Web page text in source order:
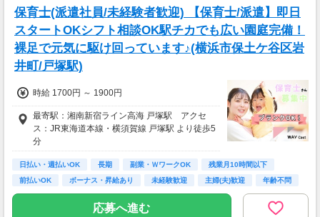
保育士(派遣社員/未経験者歓迎) 【保育士/派遣】即日
スタートOKシフト相談OK駅チカでも広い園庭完備！
裸足で元気に駆け回っています♪(横浜市保土ケ谷区岩
井町/戸塚駅)
時給 1700円 ～ 1900円
最寄駅：湘南新宿ライン高海 戸塚駅 アクセ
ス：JR東海道本線・横須賀線 戸塚駅 より徒歩5
分
日払い・週払いOK 長期 副業・ＷワークOK
残業月10時間以下
前払いOK
ボーナス・昇給あり 未経験歓迎 主婦(夫)歓迎 年齢不問
応募へ進む